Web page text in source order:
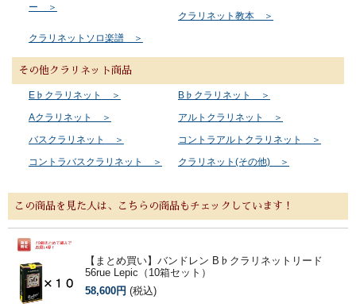
ー ＞
クラリネット教本 ＞
クラリネットソロ楽譜 ＞
その他クラリネット商品
E♭クラリネット ＞
B♭クラリネット ＞
Aクラリネット ＞
アルトクラリネット ＞
バスクラリネット ＞
コントラアルトクラリネット ＞
コントラバスクラリネット ＞
クラリネット(その他) ＞
この商品を見た人は、こちらの商品もチェックしています！
【まとめ買い】バンドレン B♭クラリネットリード
56rue Lepic（10箱セット）
58,600円 (税込)